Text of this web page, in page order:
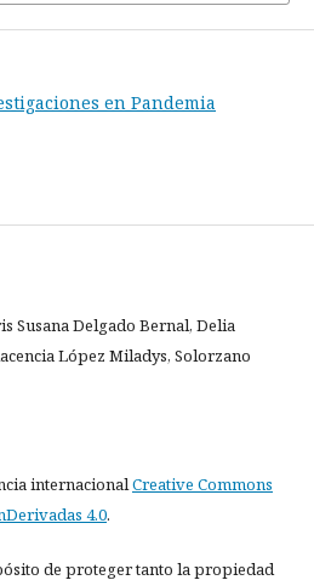
en Pandemia
Susana Delgado Bernal, Delia
López Miladys, Solorzano
internacionalCreative Commons
4.0.
de proteger tanto la propiedad